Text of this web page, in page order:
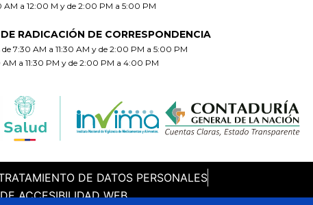
AM a 12:00 M y de 2:00 PM a 5:00 PM
RADICACIÓN DE CORRESPONDENCIA
de 7:30 AM a 11:30 AM y de 2:00 PM a 5:00 PM
AM a 11:30 PM y de 2:00 PM a 4:00 PM
DE DATOS PERSONALES
ACCESIBILIDAD WEB